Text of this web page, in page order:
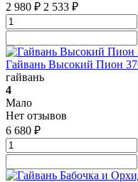
2 980 ₽ 2 533 ₽
Гайвань Высокий Пион
гайвань
4
Мало
Нет отзывов
6 680 ₽